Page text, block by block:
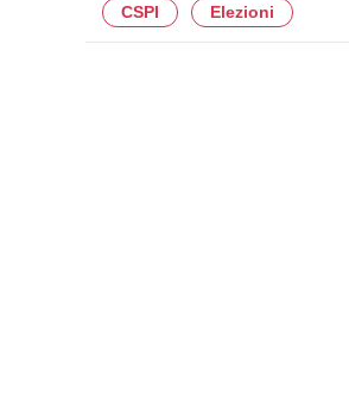
CSPI Elezioni